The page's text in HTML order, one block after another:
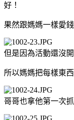
好！
果然跟媽媽一樣愛錢
但是因為活動還沒
所以媽媽把每樣東
哥哥也拿他第一次